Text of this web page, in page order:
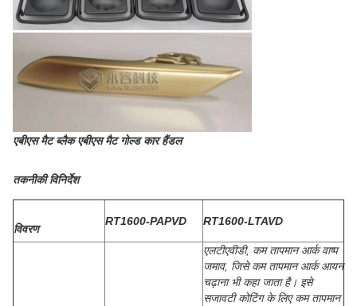
एबीएस मैट ब्लैक एबीएस मैट गोल्ड कार हैंडल
तकनीकी विनिर्देश
विवरण
RT1600-PAPVD RT1600-LTAVD
एलटीएवीडी, कम तापमान आर्क वाष्प
जमाव, जिसे कम तापमान आर्क आयन
चढ़ाना भी कहा जाता है। इसे
सजावटी कोटिंग के लिए कम तापमान